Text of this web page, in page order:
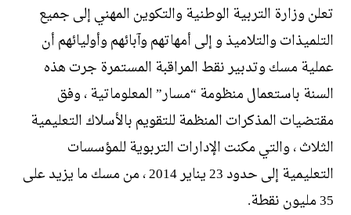
تعلن وزارة التربية الوطنية والتكوين المهني إلى جميع
التلميذات والتلاميذ و إلى أمهاتهم وآبائهم وأوليائهم أن
عملية مسك وتدبير نقط المراقبة المستمرة جرت هذه
السنة باستعمال منظومة “مسار” المعلوماتية ، وفق
مقتضيات المذكرات المنظمة للتقويم بالأسلاك التعليمية
الثلاث ، والتي مكنت الإدارات التربوية للمؤسسات
التعليمية إلى حدود 23 يناير 2014 ، من مسك ما يزيد على
35 مليون نقطة.